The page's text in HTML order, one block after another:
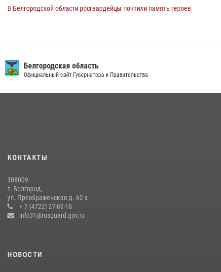
В Белгородской области росгвардейцы почтили память героев
беседу по профилактике аварийности
09 июля 2026, 10:07
Белгородские росгвардейцы задержали рецидивиста за попытку
кражи из магазина
14 июля 2026, 07:13
Белгородская область
Официальный сайт Губернатора и Правительства
КОНТАКТЫ
308009
г. Белгород,
ул. Преображенская д. 60 а
+ 7 (4722) 27-89-18
info31@rosguard.gov.ru
НОВОСТИ